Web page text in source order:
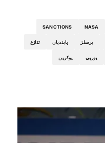
NASA
SANCTIONS
برسلز پابندیاں تنازع
یورپی یوکرین